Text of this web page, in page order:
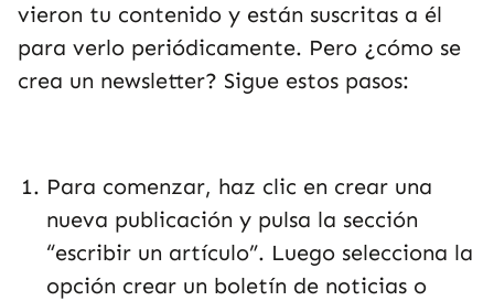
vieron tu contenido y están suscritas a él
para verlo periódicamente. Pero ¿cómo se
crea un newsletter? Sigue estos pasos:
Para comenzar, haz clic en crear una
nueva publicación y pulsa la sección
“escribir un artículo”. Luego selecciona la
opción crear un boletín de noticias o